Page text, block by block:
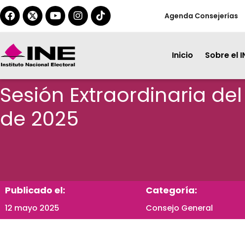
Agenda Consejerías
Inicio Sobre el
Sesión Extraordinaria
de 2025
Publicado el:
12 mayo 2025
Categoría:
Consejo General